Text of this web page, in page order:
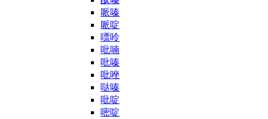
哌嗪
哌啶
嘌呤
吡喃
吡嗪
吡唑
哒嗪
吡啶
嘧啶